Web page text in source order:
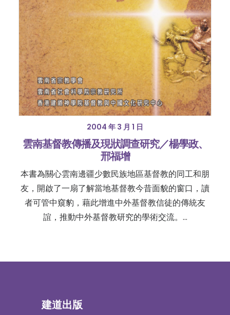
2004 年 3 月 1 日
雲南基督教傳播及現狀調查研究／楊學政、
邢福增
本書為關心雲南邊疆少數民族地區基督教的同工和朋
友，開啟了一扇了解當地基督教今昔面貌的窗口，讀
者可管中窺豹，藉此增進中外基督教信徒的傳統友
誼，推動中外基督教研究的學術交流。…
建道出版